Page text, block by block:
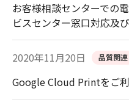
お客様相談センターでの
ビスセンター窓口対応及
2020年11月20日 品質関連
Google Cloud Printをご